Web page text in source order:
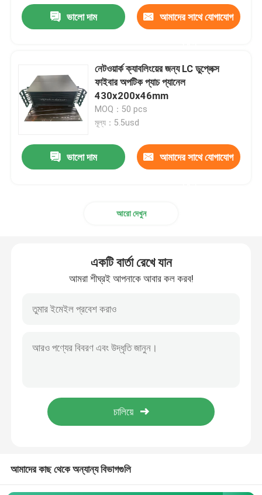
ভালো দাম আমাদের সাথে যোগাযোগ
নেটওয়ার্ক ক্যাবলিংয়ের জন্য LC ডুপ্লেক্স
ফাইবার অপটিক প্যাচ প্যানেল
430x200x46mm
MOQ：50 pcs
মূল্য：5.5usd
ভালো দাম আমাদের সাথে যোগাযোগ
আরো দেখুন
একটি বার্তা রেখে যান
আমরা শীঘ্রই আপনাকে আবার কল করব!
আমাদের কাছ থেকে অন্যান্য বিভাগগুলি